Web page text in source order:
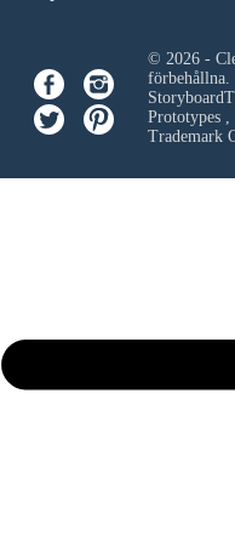
© 2026 -
förbehållna.
Prototypes
Trademark